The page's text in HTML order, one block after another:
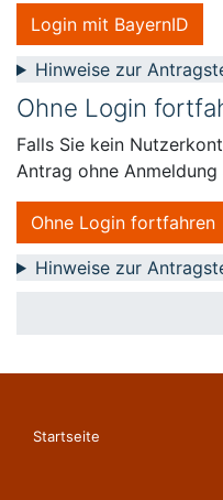
Login mit BayernID
Hinweise zur
Ohne Login
Falls Sie kein
Antrag ohne
Ohne Login fortfahren
Hinweise zur
Startseite